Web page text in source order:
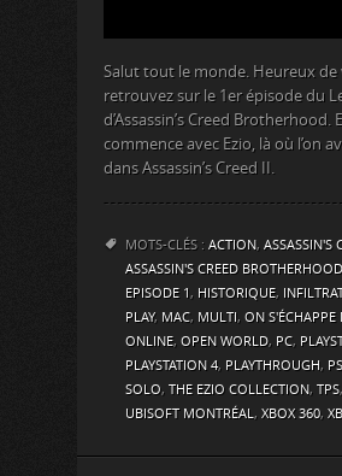
Salut tout le monde. Heureux de
retrouvez sur le 1er épisode du
d’Assassin’s Creed Brotherhood.
commence avec Ezio, là où l’on
dans Assassin’s Creed II.
MOTS-CLÉS : ACTION, ASSASSIN'S
ASSASSIN'S CREED BROTHERHOOD
EPISODE 1, HISTORIQUE,
PLAY, MAC, MULTI, ON S'ÉCHAPPE
ONLINE, OPEN WORLD, PC,
PLAYSTATION 4, PLAYTHROUGH,
SOLO, THE EZIO COLLECTION, TPS,
UBISOFT MONTRÉAL, XBOX 360,